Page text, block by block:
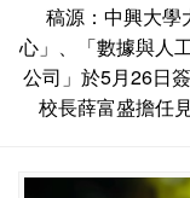
稿源：中興大學
心」、「數據與人
公司」於5月26日
校長薛富盛擔任